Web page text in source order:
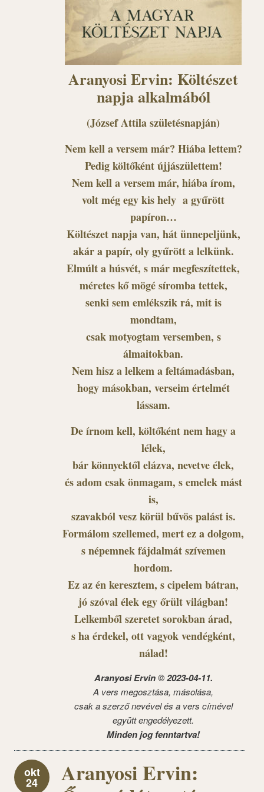
Aranyosi Ervin: Költészet
napja alkalmából
(József Attila születésnapján)
Nem kell a versem már? Hiába lettem?
Pedig költőként újjászülettem!
Nem kell a versem már, hiába írom,
volt még egy kis hely a gyűrött
papíron…
Költészet napja van, hát ünnepeljünk,
akár a papír, oly gyűrött a lelkünk.
Elmúlt a húsvét, s már megfeszítettek,
méretes kő mögé síromba tettek,
senki sem emlékszik rá, mit is
mondtam,
csak motyogtam versemben, s
álmaitokban.
Nem hisz a lelkem a feltámadásban,
hogy másokban, verseim értelmét
lássam.
De írnom kell, költőként nem hagy a
lélek,
bár könnyektől elázva, nevetve élek,
és adom csak önmagam, s emelek mást
is,
szavakból vesz körül bűvös palást is.
Formálom szellemed, mert ez a dolgom,
s népemnek fájdalmát szívemen
hordom.
Ez az én keresztem, s cipelem bátran,
jó szóval élek egy őrült világban!
Lelkemből szeretet sorokban árad,
s ha érdekel, ott vagyok vendégként,
nálad!
Aranyosi Ervin © 2023-04-11.
A vers megosztása, másolása,
csak a szerző nevével és a vers címével
együtt engedélyezett.
Minden jog fenntartva!
okt
24
Aranyosi Ervin: